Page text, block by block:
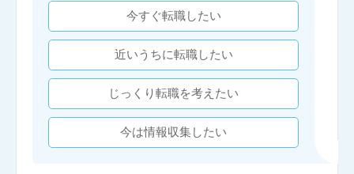
今すぐ転職したい
近いうちに転職したい
じっくり転職を考えたい
今は情報収集したい